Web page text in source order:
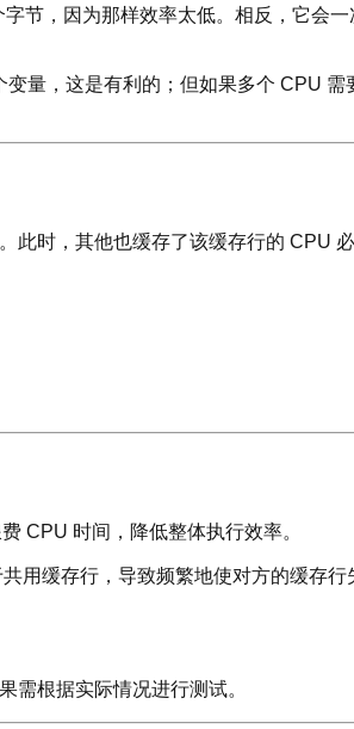
节，因为那样效率太低。相反，它会一
量，这是有利的；但如果多个 CPU 需
此时，其他也缓存了该缓存行的 CPU
CPU 时间，降低整体执行效率。
共用缓存行，导致频繁地使对方的缓存
需根据实际情况进行测试。